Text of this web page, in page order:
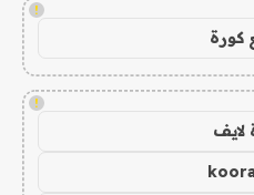
!
كورة
!
لايف